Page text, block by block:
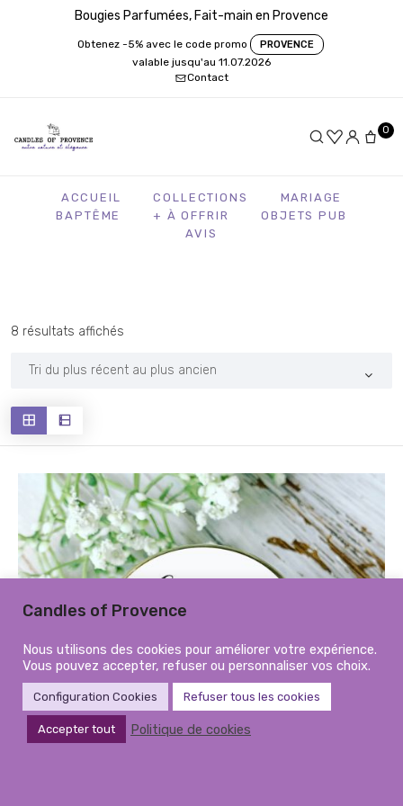
Bougies Parfumées, Fait-main en Provence
Obtenez -5% avec le code promo PROVENCE
valable jusqu'au 11.07.2026
Contact
0
ACCUEIL COLLECTIONS
MARIAGE
BAPTÊME
+ À OFFRIR
OBJETS PUB
AVIS
8 résultats affichés
plus
ancien
Candles of Provence
Nous utilisons des cookies pour améliorer votre expérience.
Vous pouvez accepter, refuser ou personnaliser vos choix.
Configuration Cookies Refuser tous les cookies
Accepter tout Politique de cookies